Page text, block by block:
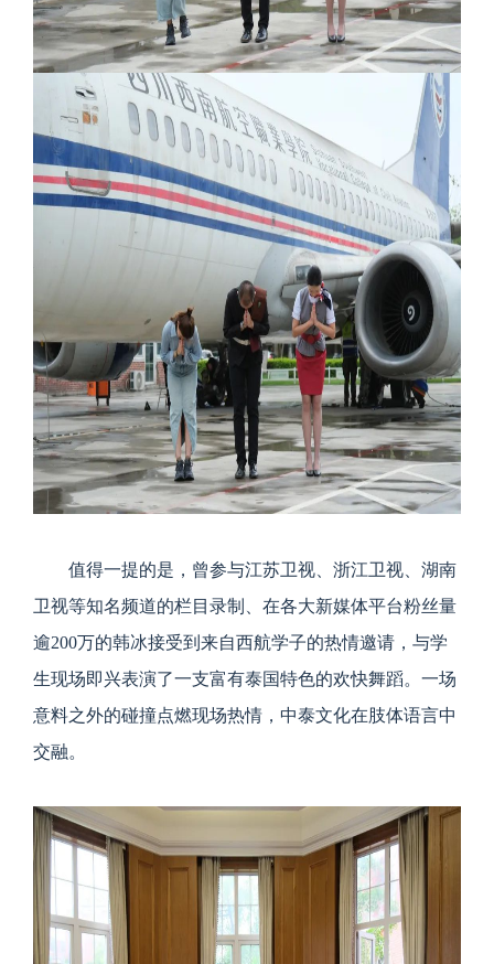
值得一提的是，曾参与江苏卫视、浙江卫视、湖南
卫视等知名频道的栏目录制、在各大新媒体平台粉丝量
逾200万的韩冰接受到来自西航学子的热情邀请，与学
生现场即兴表演了一支富有泰国特色的欢快舞蹈。一场
意料之外的碰撞点燃现场热情，中泰文化在肢体语言中
交融。